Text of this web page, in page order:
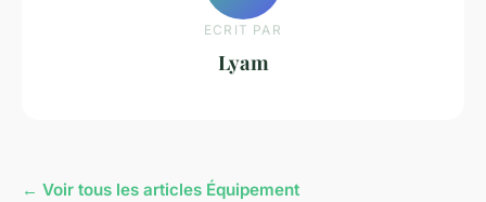
ECRIT PAR
Lyam
← Voir tous les articles Équipement